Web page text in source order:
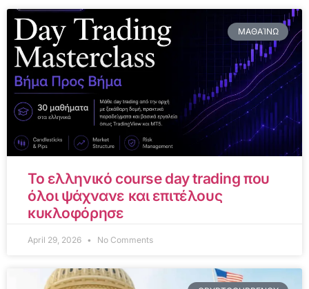
ΜΑΘΑΊΝΩ
Το ελληνικό course day trading που
όλοι ψάχνανε και επιτέλους
κυκλοφόρησε
April 29, 2026 No Comments